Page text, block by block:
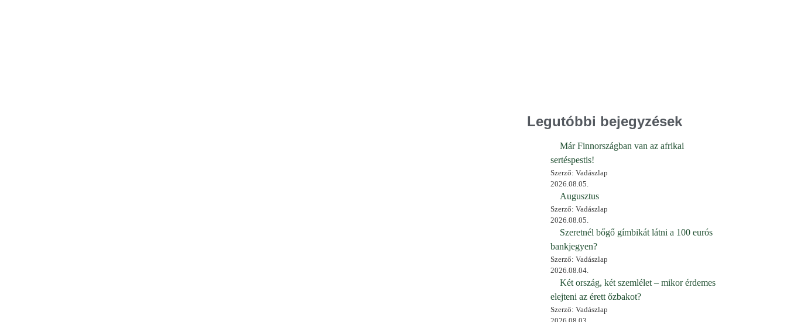
Legutóbbi bejegyzések
Már Finnországban van az afrikai
sertéspestis!
Szerző: Vadászlap
2026.08.05.
Augusztus
Szerző: Vadászlap
2026.08.05.
Szeretnél bőgő gímbikát látni a 100 eurós
bankjegyen?
Szerző: Vadászlap
2026.08.04.
Két ország, két szemlélet – mikor érdemes
elejteni az érett őzbakot?
Szerző: Vadászlap